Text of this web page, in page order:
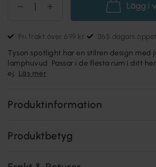
Lägg i
Fri frakt över 699 kr 365 dagars
Tyson spotlight har en stilren design med
lamphuvud. Passar i de flesta rum i ditt
ej. Läs mer
Produktinformation
Produktbetyg